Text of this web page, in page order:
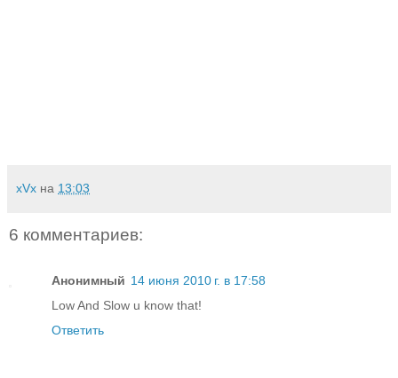
xVx на 13:03
6 комментариев:
Анонимный 14 июня 2010 г. в 17:58
Low And Slow u know that!
Ответить